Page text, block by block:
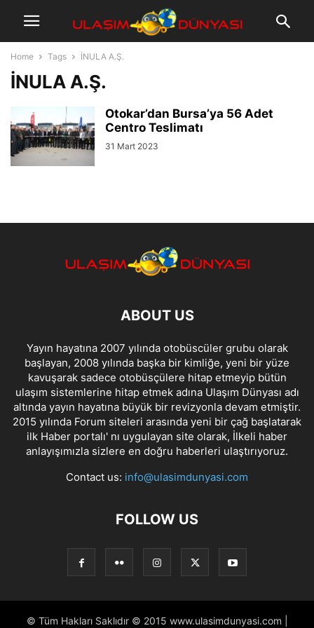
Home Tags İNULA A.Ş.
İNULA A.Ş.
Otokar’dan Bursa’ya 56 Adet
Centro Teslimatı
31 Mart 2023
ABOUT US
Yayın hayatına 2007 yılında otobüscüler grubu olarak
başlayan, 2008 yılında başka bir kimliğe, yeni bir yüze
kavuşarak sadece otobüsçülere hitap etmeyip bütün
ulaşım sistemlerine hitap etmek adına Ulaşım Dünyası adı
altında yayın hayatına büyük bir revizyonla devam etmiştir.
2015 yılında Forum siteleri arasında yeni bir çağ başlatarak
ilk Haber portalı' nı uygulayan site olarak, İlkeli haber
anlayışımızla sizlere en doğru haberleri ulaştırıyoruz.
Contact us: info@ulasimdunyasi.com
FOLLOW US
© Tüm Hakları Saklıdır © 2015 www.ulasimdunyasi.com |